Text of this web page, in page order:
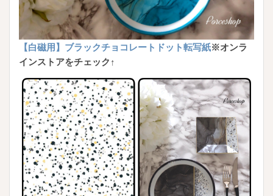
【白磁用】ブラックチョコレートドット転写紙※オンラ
インストアをチェック↑